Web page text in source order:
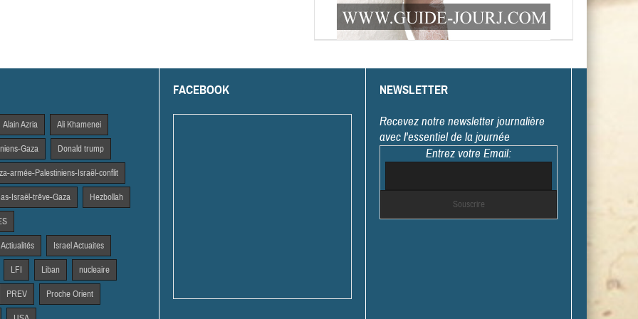
Alain Azria Ali Khamenei
Gaza Donald trump
armée-Palestiniens-Israël-conflit
Israël-trêve-Gaza Hezbollah
Israel Actuaites
LFI Liban nucleaire
PREV Proche Orient
FACEBOOK NEWSLETTER
Recevez notre newsletter journalière
avec l'essentiel de la journée
Entrez votre Email: